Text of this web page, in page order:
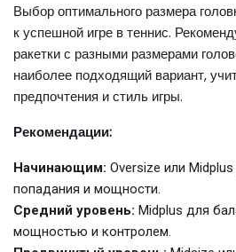
Выбор оптимального размера
к успешной игре в теннис.
ракетки с разными размерами
наиболее подходящий вариант,
предпочтения и стиль игры.
Рекомендации:
Начинающим: Oversize или
попадания и мощности.
Средний уровень: Midplus для
мощностью и контролем.